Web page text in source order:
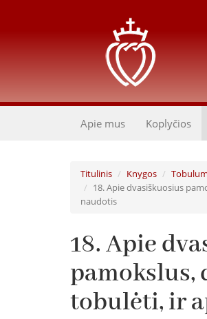
Apie mus Koplyčios
Titulinis Knygos
18. Apie dvasiškuosius
naudotis
18. Apie
pamokslus,
tobulėti, ir